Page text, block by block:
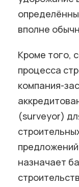
вполне
Кроме того,
процесса
компания-
(surveyor)
назначает